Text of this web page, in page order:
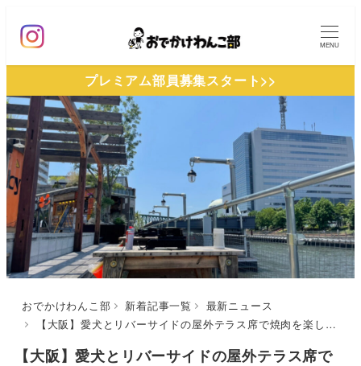
ン
ン
テ
ン
ツ
へ
移
動
MENU
プレミアム部員募集スタート>>
おでかけわんこ部 新着記事一覧
最新ニュース
【大阪】愛犬とリバーサイドの屋外テラス席で焼肉を楽しもう！大正区の焼肉店「肉欲パープル」で「with わんこ席」スタート！
【大阪】愛犬とリバーサイドの屋外テラス席で